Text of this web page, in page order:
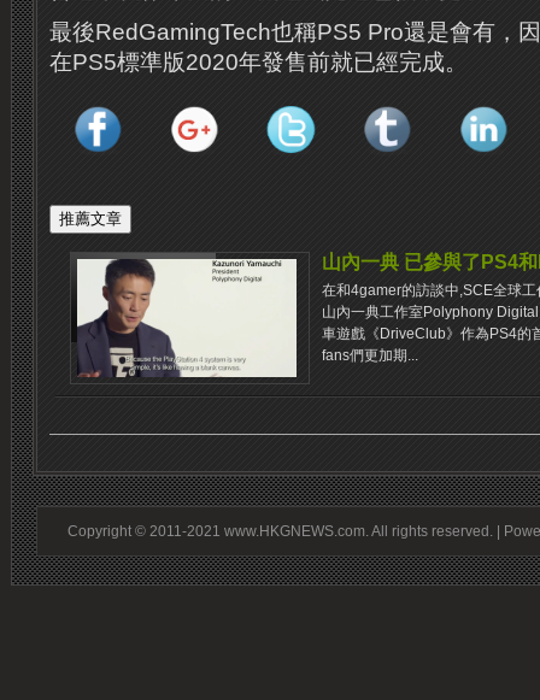
最後RedGamingTech也稱PS5 Pro還是會有，
在PS5標準版2020年發售前就已經完成。
山內一典 已參與了PS4
在和4gamer的訪談中,SCE全球
山內一典工作室Polyphony
車遊戲《DriveClub》作為PS4的
fans們更加期...
Copyright © 2011-2021 www.HKGNEWS.com. All rights reserved. |